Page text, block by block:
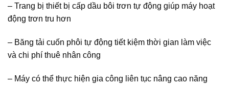
– Trang bị thiết bị cấp dầu bôi trơn tự động giúp máy hoạt
động trơn tru hơn
– Băng tải cuốn phôi tự động tiết kiệm thời gian làm việc
và chi phí thuê nhân công
– Máy có thể thực hiện gia công liên tục nâng cao năng